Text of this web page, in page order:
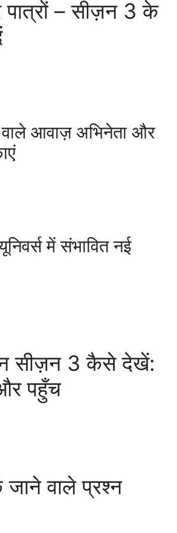
– सीज़न 3 के
वाले आवाज़ अभिनेता और
में संभावित नई
सीज़न 3 कैसे देखें:
पहुँच
वाले प्रश्न